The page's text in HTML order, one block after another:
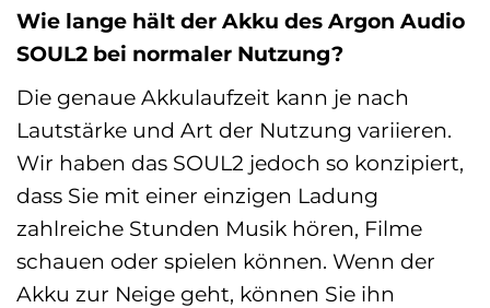
Wie lange hält der Akku des Argon Audio
SOUL2 bei normaler Nutzung?
Die genaue Akkulaufzeit kann je nach
Lautstärke und Art der Nutzung variieren.
Wir haben das SOUL2 jedoch so konzipiert,
dass Sie mit einer einzigen Ladung
zahlreiche Stunden Musik hören, Filme
schauen oder spielen können. Wenn der
Akku zur Neige geht, können Sie ihn